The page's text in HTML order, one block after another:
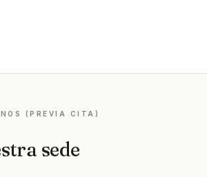
(PREVIA CITA)
sede